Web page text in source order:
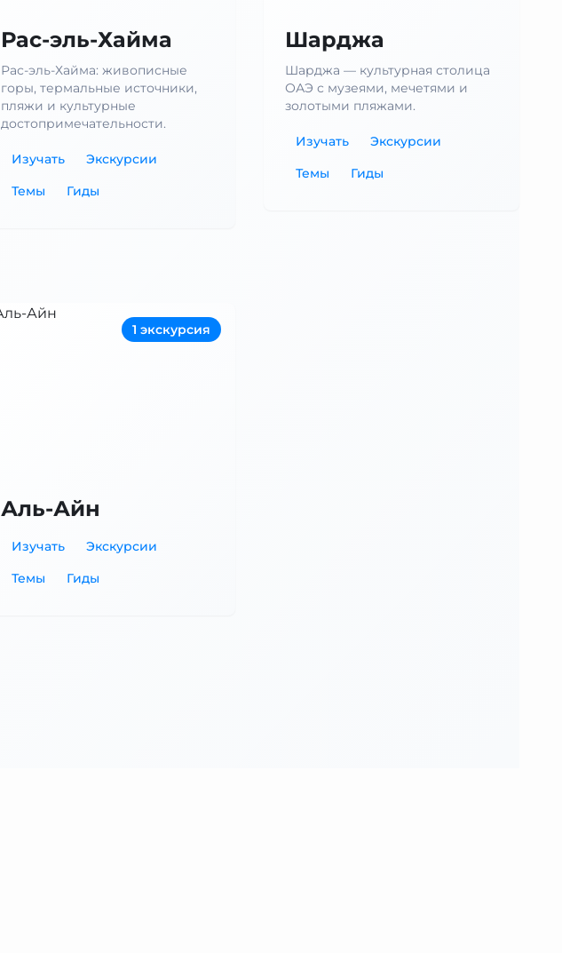
Рас-эль-Хайма
Рас-эль-Хайма: живописные
горы, термальные источники,
пляжи и культурные
достопримечательности.
Изучать
Экскурсии
Темы
Гиды
Шарджа
Шарджа — культурная столица
ОАЭ с музеями, мечетями и
золотыми пляжами.
Изучать
Экскурсии
Темы
Гиды
1 экскурсия
Аль-Айн
Изучать
Экскурсии
Темы
Гиды